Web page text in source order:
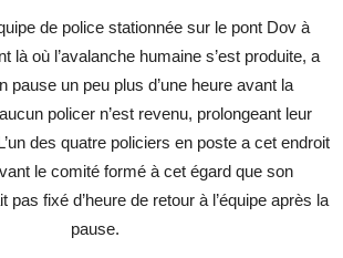
de police stationnée sur le pont Dov à
là où l’avalanche humaine s’est produite, a
pause un peu plus d’une heure avant la
policer n’est revenu, prolongeant leur
des quatre policiers en poste a cet endroit
le comité formé à cet égard que son
pas fixé d’heure de retour à l’équipe après la
pause.